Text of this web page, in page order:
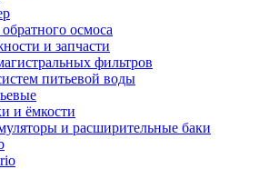
осмоса
и запчасти
фильтров
питьевой воды
и ёмкости
и расширительные баки